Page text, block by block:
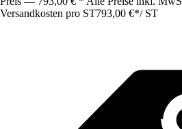
Versandkosten pro ST793,00 €*/ ST